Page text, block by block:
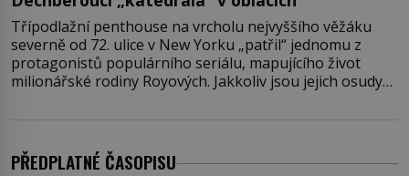
Třípodlažní penthouse na vrcholu nejvyššího věžáku
severně od 72. ulice v New Yorku „patřil“ jednomu z
protagonistů populárního seriálu, mapujícího život
milionářské rodiny Royových. Jakkoliv jsou jejich osudy
jenom jednou z nemovitostí
PŘEDPLATNÉ ČASOPISU